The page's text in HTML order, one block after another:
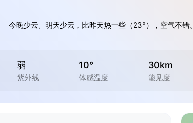
今晚少云。明天少云，比昨天热一些（23°），空气不错。
弱
紫外线
10°
体感温度
30km
能见度